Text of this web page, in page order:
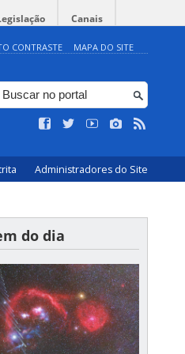
Canais
CONTRASTE MAPA DO SITE
Administradores do Site
do dia